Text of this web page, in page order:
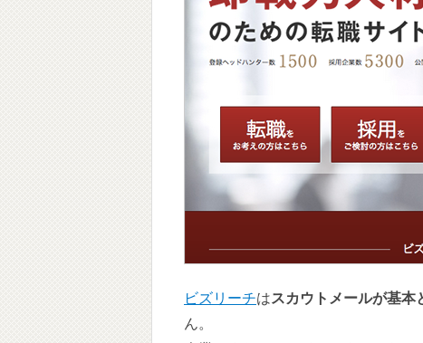
ビズリーチはスカウトメールが基本
ん。